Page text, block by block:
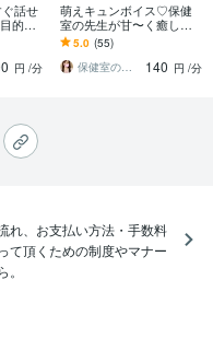
話せ
的な
しく
円 /分
萌えキュンボイス♡保健
室の先生が甘〜く癒しま
す 一度味わったらもう最
期ッッ…秘密の診察受け
てみませんか？♡
5.0 (55)
保健室の先生♡おもち
140 円 /分
れ、お支払い方法・手数料
て頂くための制度やマナー